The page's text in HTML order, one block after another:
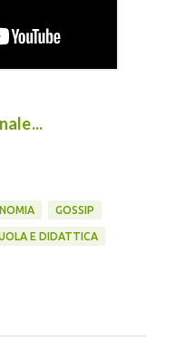
GOSSIP
E DIDATTICA